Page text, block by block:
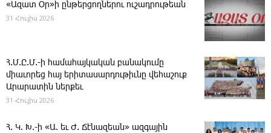
«Ազատ Օր»ի ընթերցողներու ուշադրութեան
31 Հուլիս 2026
Հ.Մ.Ը.Մ.-ի համահայկական բանակումը
միաւորեց հայ երիտասարդութիւնը վեհաշուք
Արարատին ներքեւ
31 Հուլիս 2026
Հ. Կ. Խ.-ի «Ա. եւ Ժ. ­Ճէնազեան» ազգային